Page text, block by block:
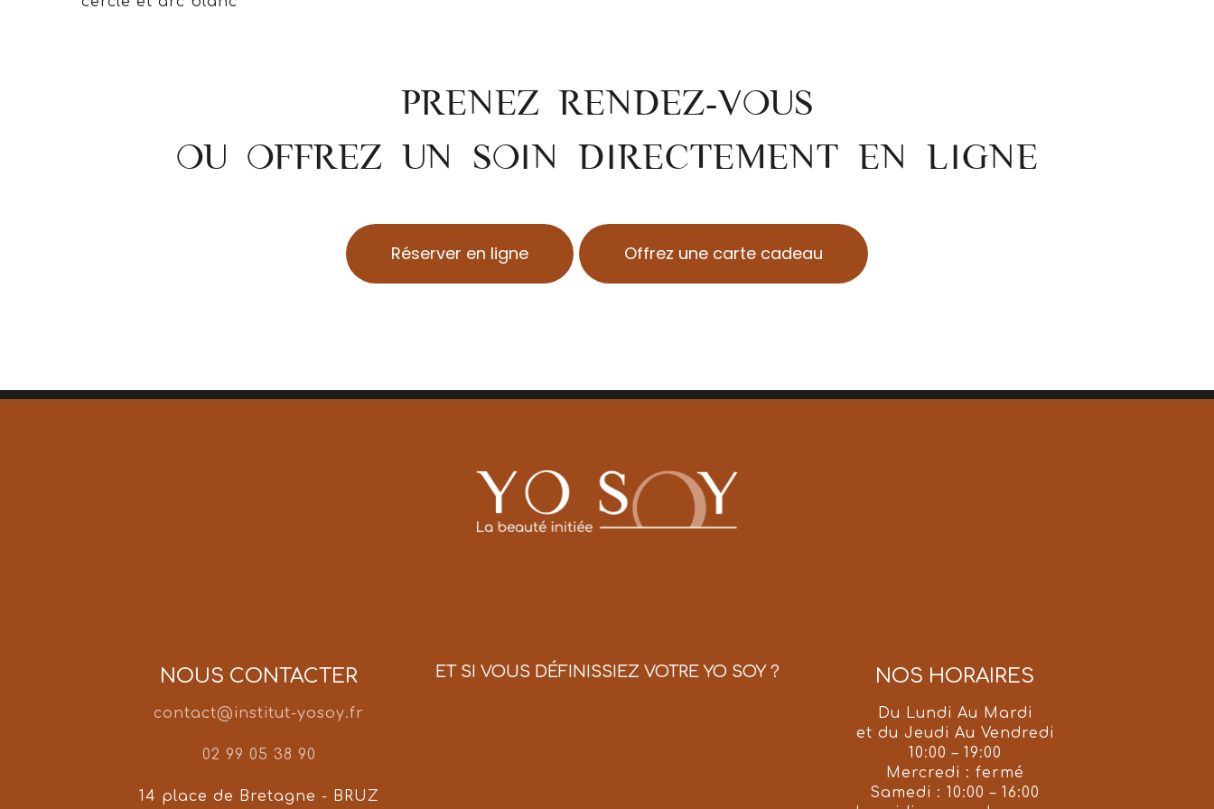
PRENEZ RENDEZ-VOUS
OU OFFREZ UN SOIN DIRECTEMENT EN LIGNE
Réserver en ligne Offrez une carte cadeau
NOUS CONTACTER
contact@institut-yosoy.fr
02 99 05 38 90
14 place de Bretagne - BRUZ
ET SI VOUS DÉFINISSIEZ VOTRE YO SOY ? NOS HORAIRES
Du Lundi Au Mardi
et du Jeudi Au Vendredi
10:00 – 19:00
Mercredi : fermé
Samedi : 10:00 – 16:00